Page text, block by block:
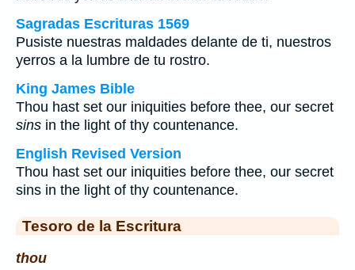
Sagradas Escrituras 1569
Pusiste nuestras maldades delante de ti, nuestros
yerros a la lumbre de tu rostro.
King James Bible
Thou hast set our iniquities before thee, our secret
sins in the light of thy countenance.
English Revised Version
Thou hast set our iniquities before thee, our secret
sins in the light of thy countenance.
Tesoro de la Escritura
thou